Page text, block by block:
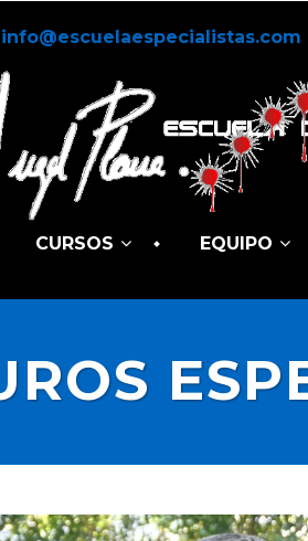
info@escuelaespecialistas.com
CURSOS EQUIPO